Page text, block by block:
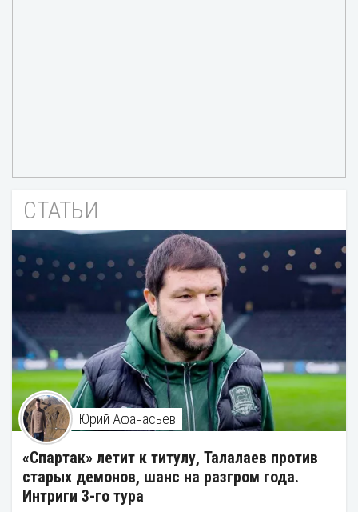
СТАТЬИ
Юрий Афанасьев
«Спартак» летит к титулу, Талалаев против
старых демонов, шанс на разгром года.
Интриги 3-го тура